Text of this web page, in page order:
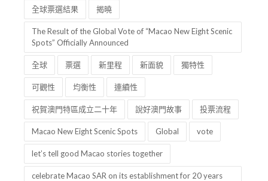
全球票選結果 揭曉
The Result of the Global Vote of “Macao New Eight Scenic
Spots” Officially Announced
全球 票選 新里程 新面貌 獨特性
可觀性 均衡性 連續性
祝賀澳門特區成立二十年 說好澳門故事 投票流程
Macao New Eight Scenic Spots Global vote
let’s tell good Macao stories together
celebrate Macao SAR on its establishment for 20 years